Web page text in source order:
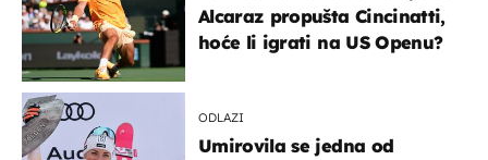
Alcaraz propušta Cincinatti,
hoće li igrati na US Openu?
ODLAZI
Umirovila se jedna od